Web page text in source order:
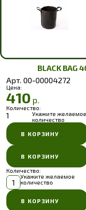
BLACK
Арт. 00-00004272
Цена:
410 р.
Количество:
Укажите желаемое
количество
Количество:
Укажите желаемое
количество